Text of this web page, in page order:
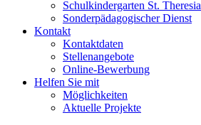
Schulkindergarten St. Theresia
Sonderpädagogischer Dienst
Kontakt
Kontaktdaten
Stellenangebote
Online-Bewerbung
Helfen Sie mit
Möglichkeiten
Aktuelle Projekte